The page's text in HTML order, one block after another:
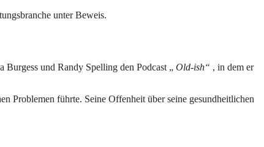
unter Beweis.
Burgess und Randy Spelling den Podcast „ Old-ish“ , in dem er
Problemen führte. Seine Offenheit über seine gesundheitlichen